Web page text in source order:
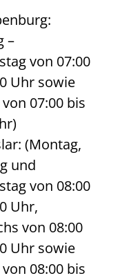
–
von 07:00
Uhr sowie
07:00 bis
(Montag,
und
von 08:00
Uhr,
von 08:00
Uhr sowie
08:00 bis